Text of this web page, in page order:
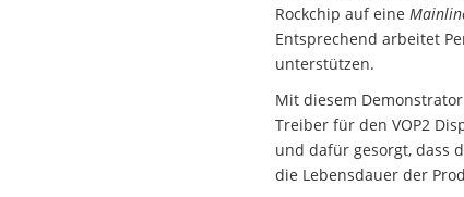
Rockchip auf eine
Entsprechend arbeitet
unterstützen.
Mit diesem
Treiber für den VOP2
und dafür gesorgt, dass
die Lebensdauer der